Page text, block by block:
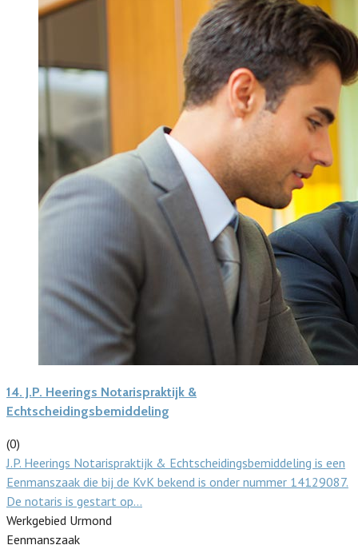
14. J.P. Heerings Notarispraktijk &
Echtscheidingsbemiddeling
(0)
J.P. Heerings Notarispraktijk & Echtscheidingsbemiddeling is een
Eenmanszaak die bij de KvK bekend is onder nummer 14129087.
De notaris is gestart op…
Werkgebied Urmond
Eenmanszaak